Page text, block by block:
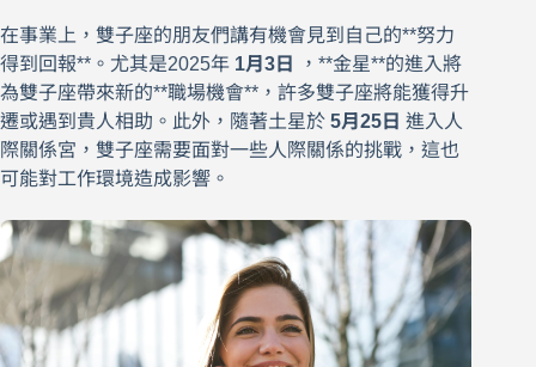
在事業上，雙子座的朋友們講有機會見到自己的**努力
得到回報**。尤其是2025年 1月3日
，**金星**的進入將
為雙子座帶來新的**職場機會**，許多雙子座將能獲得升
遷或遇到貴人相助。此外，隨著土星於 5月25日 進入人
際關係宮，雙子座需要面對一些人際關係的挑戰，這也
可能對工作環境造成影響。